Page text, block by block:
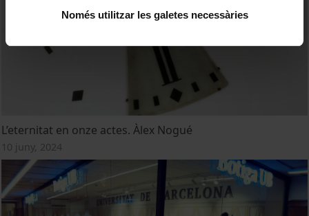
Només utilitzar les galetes necessàries
L’eternitat en onze actes. Àlex Nogué
10 juny, 2024